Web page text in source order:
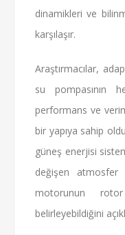
dinamikleri ve
karşılaşır.
Araştırmacılar,
su pompasının
performans ve
bir yapıya sahip
güneş enerjisi
değişen atmosfer
motorunun
belirleyebildiğini